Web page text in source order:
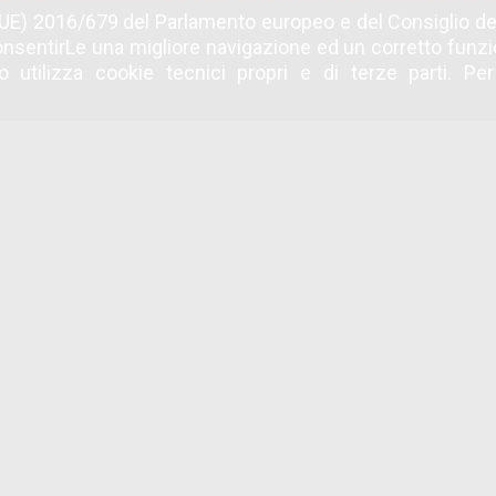
in corso Euro banditi 2026
2016/679 del Parlamento europeo e del Consiglio
una migliore navigazione ed un corretto
utilizza cookie tecnici propri e di terze parti. Per